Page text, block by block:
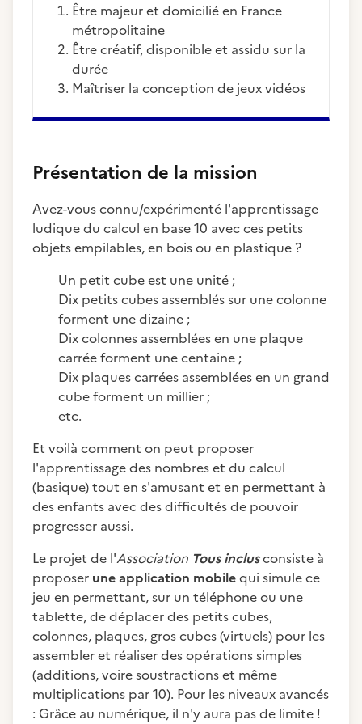
être majeur et domicilié en France
métropolitaine
être créatif, disponible et assidu sur la
durée
maîtriser la conception de jeux vidéos
Présentation de la mission
Avez-vous connu/expérimenté l'apprentissage
ludique du calcul en base 10 avec ces petits
objets empilables, en bois ou en plastique ?
Un petit cube est une unité ;
Dix petits cubes assemblés sur une colonne
forment une dizaine ;
Dix colonnes assemblées en une plaque
carrée forment une centaine ;
Dix plaques carrées assemblées en un grand
cube forment un millier ;
etc.
Et voilà comment on peut proposer
l'apprentissage des nombres et du calcul
(basique) tout en s'amusant et en permettant à
des enfants avec des difficultés de pouvoir
progresser aussi.
Le projet de l'Association Tous inclusconsiste à
proposer une application mobilequi simule ce
jeu en permettant, sur un téléphone ou une
tablette, de déplacer des petits cubes,
colonnes, plaques, gros cubes (virtuels) pour les
assembler et réaliser des opérations simples
(additions, voire soustractions et même
multiplications par 10). Pour les niveaux avancés
: Grâce au numérique, il n'y aura pas de limite !